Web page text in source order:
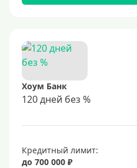
Хоум Банк
120 дней без %
Кредитный лимит:
до 700 000 ₽